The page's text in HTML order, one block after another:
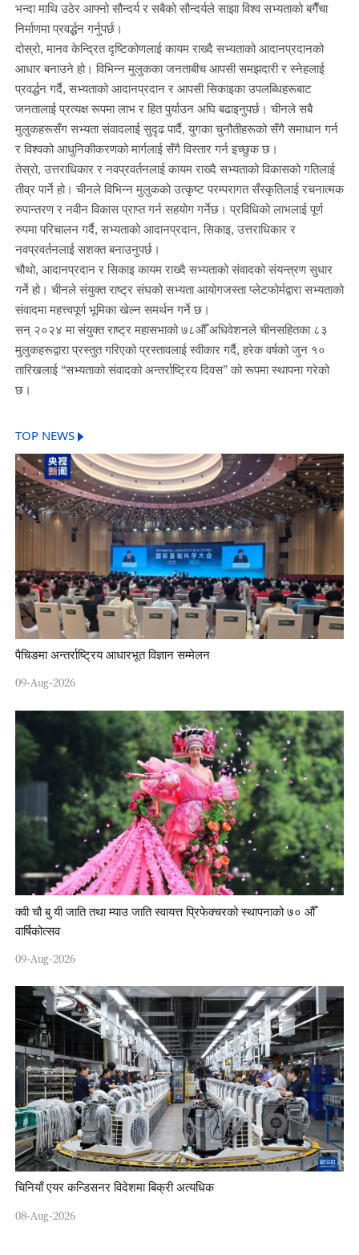
भन्दा माथि उठेर आफ्नो सौन्दर्य र सबैको सौन्दर्यले साझा विश्व सभ्यताको बगैँचा
निर्माणमा प्रवर्द्धन गर्नुपर्छ।
दोस्रो, मानव केन्द्रित दृष्टिकोणलाई कायम राख्दै सभ्यताको आदानप्रदानको
आधार बनाउने हो। विभिन्न मुलुकका जनताबीच आपसी समझदारी र स्नेहलाई
प्रवर्द्धन गर्दै, सभ्यताको आदानप्रदान र आपसी सिकाइका उपलब्धिहरूबाट
जनतालाई प्रत्यक्ष रूपमा लाभ र हित पुर्याउन अघि बढाइनुपर्छ। चीनले सबै
मुलुकहरूसँग सभ्यता संवादलाई सुदृढ पार्दै, युगका चुनौतीहरूको सँगै समाधान गर्न
र विश्वको आधुनिकीकरणको मार्गलाई सँगै विस्तार गर्न इच्छुक छ।
तेस्रो, उत्तराधिकार र नवप्रवर्तनलाई कायम राख्दै सभ्यताको विकासको गतिलाई
तीव्र पार्ने हो। चीनले विभिन्न मुलुकको उत्कृष्ट परम्परागत सँस्कृतिलाई रचनात्मक
रुपान्तरण र नवीन विकास प्राप्त गर्न सहयोग गर्नेछ। प्रविधिको लाभलाई पूर्ण
रुपमा परिचालन गर्दै, सभ्यताको आदानप्रदान, सिकाइ, उत्तराधिकार र
नवप्रवर्तनलाई सशक्त बनाउनुपर्छ।
चौथो, आदानप्रदान र सिकाइ कायम राख्दै सभ्यताको संवादको संयन्त्रण सुधार
गर्ने हो। चीनले संयुक्त राष्ट्र संघको सभ्यता आयोगजस्ता प्लेटफोर्मद्वारा सभ्यताको
संवादमा महत्त्वपूर्ण भूमिका खेल्न समर्थन गर्ने छ।
सन् २०२४ मा संयुक्त राष्ट्र महासभाको ७८औँ अधिवेशनले चीनसहितका ८३
मुलुकहरूद्वारा प्रस्तुत गरिएको प्रस्तावलाई स्वीकार गर्दै, हरेक वर्षको जुन १०
तारिखलाई “सभ्यताको संवादको अन्तर्राष्ट्रिय दिवस” को रूपमा स्थापना गरेको
छ।
TOP NEWS
पैचिङमा अन्तर्राष्ट्रिय आधारभूत विज्ञान सम्मेलन
09-Aug-2026
क्वी चौ बु यी जाति तथा म्याउ जाति स्वायत्त प्रिफेक्चरको स्थापनाको ७० औँ
वार्षिकोत्सव
09-Aug-2026
चिनियाँ एयर कन्डिसनर विदेशमा बिक्री अत्यधिक
08-Aug-2026